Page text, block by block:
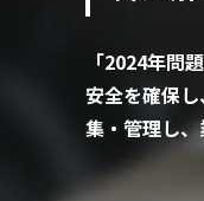
「2024年問
安全を確保
集・管理し